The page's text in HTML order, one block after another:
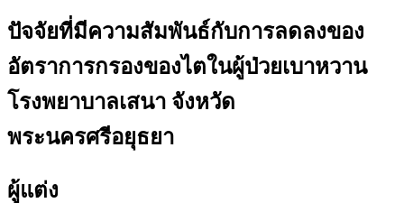
ปัจจัยที่มีความสัมพันธ์กับการลดลงของ
อัตราการกรองของไตในผู้ป่วยเบาหวาน
โรงพยาบาลเสนา จังหวัด
พระนครศรีอยุธยา
ผู้แต่ง